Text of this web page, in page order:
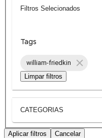
Filtros Selecionados
Tags
william-friedkin
Limpar filtros
CATEGORIAS
Aplicar filtros Cancelar